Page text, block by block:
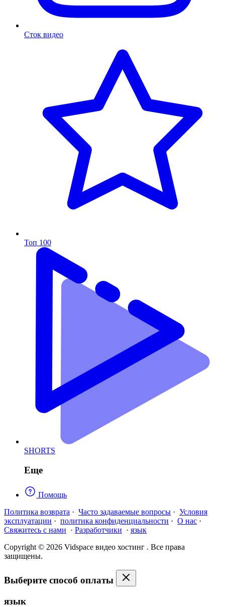
Сток видео
Топ 100
SHORTS
Еще
Помощь
Политика возврата · Часто задаваемые вопросы · Условия
эксплуатации · политика конфиденциальности · О нас ·
Свяжитесь с нами · Разработчики · язык
Copyright © 2026 Vidspace видео хостинг . Все права
защищены.
Выберите способ оплаты
язык